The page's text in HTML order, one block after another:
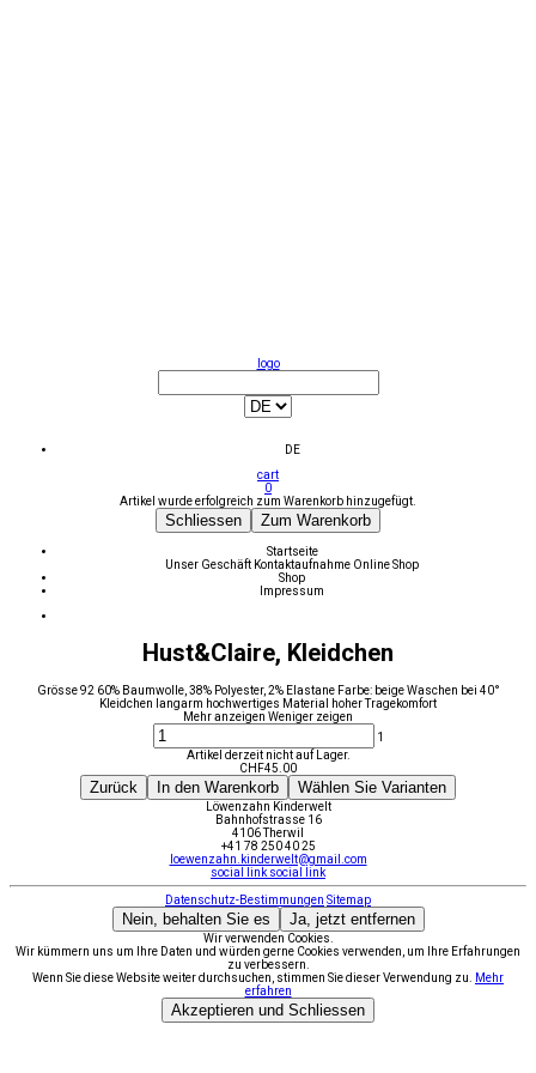
logo
DE
cart
0
Artikel wurde erfolgreich zum Warenkorb hinzugefügt.
Schliessen Zum Warenkorb
Startseite
Unser Geschäft Kontaktaufnahme Online Shop
Shop
Impressum
Hust&Claire, Kleidchen
Grösse 92 60% Baumwolle, 38% Polyester, 2% Elastane Farbe: beige Waschen bei 40°
Kleidchen langarm hochwertiges Material hoher Tragekomfort
Mehr anzeigen Weniger zeigen
1
Artikel derzeit nicht auf Lager.
CHF45.00
Zurück In den Warenkorb Wählen Sie Varianten
Löwenzahn Kinderwelt
Bahnhofstrasse 16
4106 Therwil
+41 78 250 40 25
loewenzahn.kinderwelt@gmail.com
social link social link
Datenschutz-Bestimmungen Sitemap
Nein, behalten Sie es Ja, jetzt entfernen
Wir verwenden Cookies.
Wir kümmern uns um Ihre Daten und würden gerne Cookies verwenden, um Ihre Erfahrungen
zu verbessern.
Wenn Sie diese Website weiter durchsuchen, stimmen Sie dieser Verwendung zu.
Mehr
erfahren
Akzeptieren und Schliessen